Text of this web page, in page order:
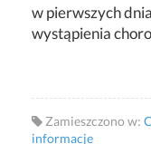
w pierwszych
wystąpienia
Zamieszczono w:
informacje